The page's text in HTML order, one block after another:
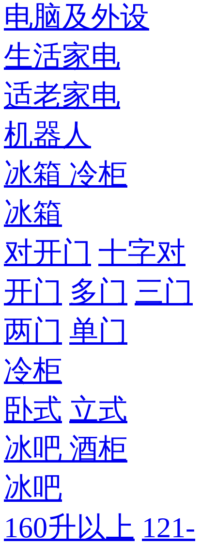
电脑及外设
生活家电
适老家电
机器人
冰箱 冷柜
冰箱
对开门 十字对
开门 多门 三门
两门 单门
冷柜
卧式 立式
冰吧 酒柜
冰吧
160升以上 121-